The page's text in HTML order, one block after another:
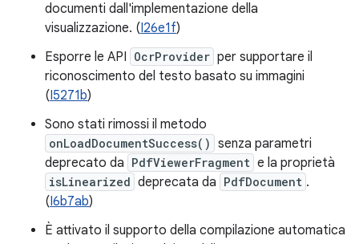
documenti dall'implementazione della
visualizzazione. (I26e1f)
Esporre le API OcrProvider per supportare il
riconoscimento del testo basato su immagini
(I5271b)
Sono stati rimossi il metodo
onLoadDocumentSuccess() senza parametri
deprecato da PdfViewerFragment e la proprietà
isLinearized deprecata da PdfDocument .
(I6b7ab)
È attivato il supporto della compilazione automatica